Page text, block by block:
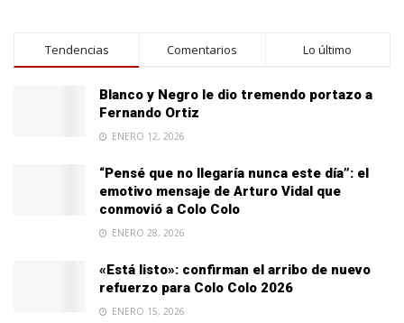
Tendencias Comentarios Lo último
Blanco y Negro le dio tremendo portazo a
Fernando Ortiz
ENERO 12, 2026
“Pensé que no llegaría nunca este día”: el
emotivo mensaje de Arturo Vidal que
conmovió a Colo Colo
ENERO 28, 2026
«Está listo»: confirman el arribo de nuevo
refuerzo para Colo Colo 2026
ENERO 15, 2026